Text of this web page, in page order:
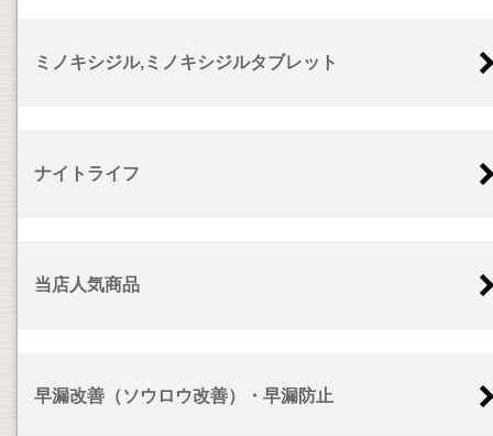
ミノキシジル,ミノキシジルタブレット
ナイトライフ
当店人気商品
早漏改善（ソウロウ改善）・早漏防止